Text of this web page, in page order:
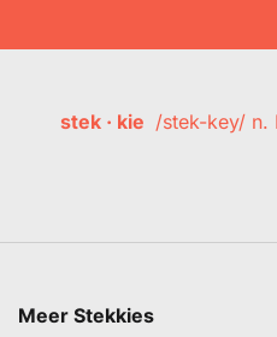
stek · kie /stek-key/ n.
Meer Stekkies